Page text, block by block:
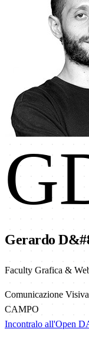
Gerardo
Faculty Grafica &
Comunicazione
CAMPO
Incontralo all'Open